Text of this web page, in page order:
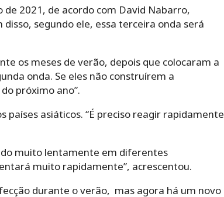
de 2021, de acordo com David Nabarro,
disso, segundo ele, essa terceira onda será
os meses de verão, depois que colocaram a
onda. Se eles não construírem a
próximo ano”.
asiáticos. “É preciso reagir rapidamente
muito lentamente em diferentes
muito rapidamente”, acrescentou.
durante o verão, mas agora há um novo